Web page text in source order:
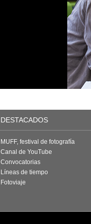
DESTACADOS
MUFF, festival de fotografía
Canal de YouTube
Convocatorias
Líneas de tiempo
Fotoviaje